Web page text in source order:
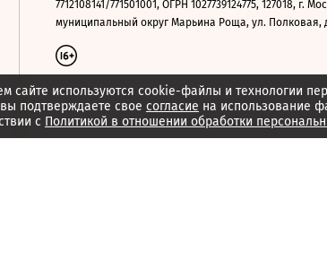
сайте используются cookie-файлы и технологии
подтверждаете свое согласие на использование
с Политикой в отношении обработки
7712108141/771501001, ОГРН 1027739124775, 127018, г.
муниципальный округ Марьина Роща, ул. Полковая,